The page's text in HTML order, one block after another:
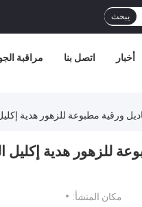
يبحث
مراقبة اتصل بنا أخبار
ورقية مطبوعة للزهور هدية
للزهور هدية إكليل
مكان المنشأ: